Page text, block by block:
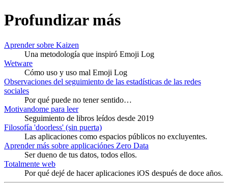
Profundizar más
Aprender sobre Kaizen
Una metodología que inspiró Emoji Log
Wetware
Cómo uso y uso mal Emoji Log
Observaciones del seguimiento de las estadísticas de las redes
sociales
Por qué puede no tener sentido…
Motivandome para leer
Seguimiento de libros leídos desde 2019
Filosofía 'doorless' (sin puerta)
Las aplicaciones como espacios públicos no excluyentes.
Aprender más sobre applicaciónes Zero Data
Ser dueno de tus datos, todos ellos.
Totalmente web
Por qué dejé de hacer aplicaciones iOS después de doce años.